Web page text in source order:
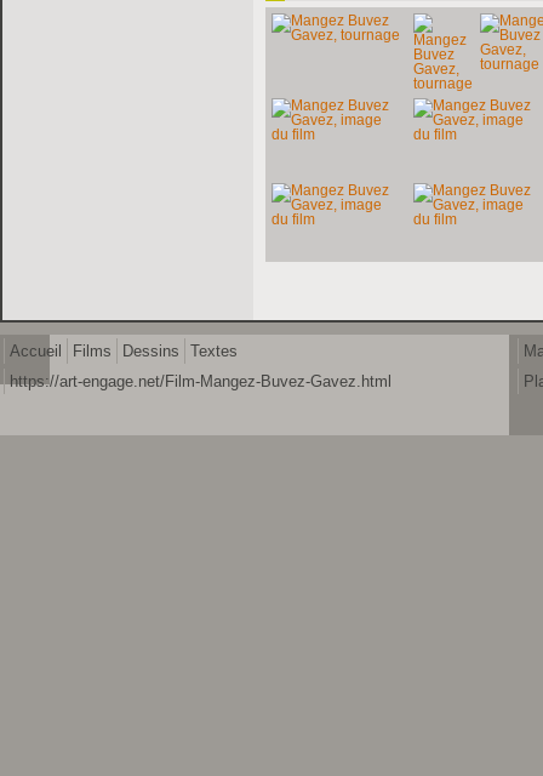
Accueil Films Dessins
Textes
https://art-engage.net/Film-Mangez-Buvez-Gavez.html